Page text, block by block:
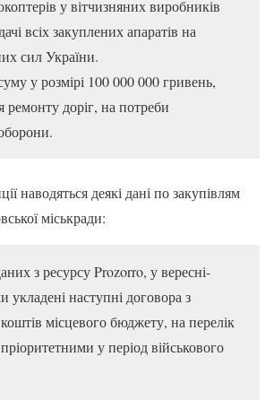
у вітчизняних виробників
всіх закуплених апаратів на
сил України.
у розмірі 100 000 000 гривень,
ремонту доріг, на потреби
наводяться деякі дані по закупівлям
міськради:
з ресурсу Prozorro, у вересні-
укладені наступні договора з
місцевого бюджету, на перелік
у період військового